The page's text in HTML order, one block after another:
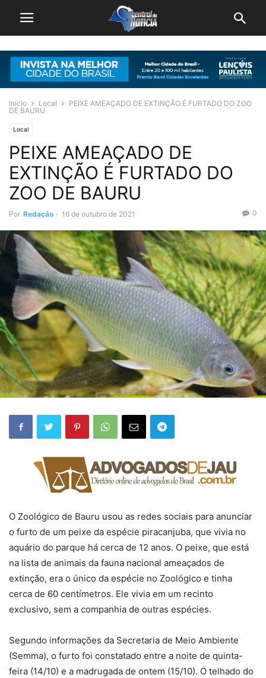
Início Local
PEIXE AMEAÇADO DE EXTINÇÃO É FURTADO DO ZOO
DE BAURU
Local
PEIXE AMEAÇADO DE
EXTINÇÃO É FURTADO DO
ZOO DE BAURU
Por Redação - 16 de outubro de 2021 0
O Zoológico de Bauru usou as redes sociais para anunciar
o furto de um peixe da espécie piracanjuba, que vivia no
aquário do parque há cerca de 12 anos. O peixe, que está
na lista de animais da fauna nacional ameaçados de
extinção, era o único da espécie no Zoológico e tinha
cerca de 60 centímetros. Ele vivia em um recinto
exclusivo, sem a companhia de outras espécies.
Segundo informações da Secretaria de Meio Ambiente
(Semma), o furto foi constatado entre a noite de quinta-
feira (14/10) e a madrugada de ontem (15/10). O telhado do